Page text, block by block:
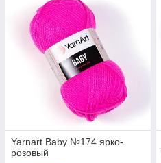
Yarnart Baby №174 ярко-
розовый